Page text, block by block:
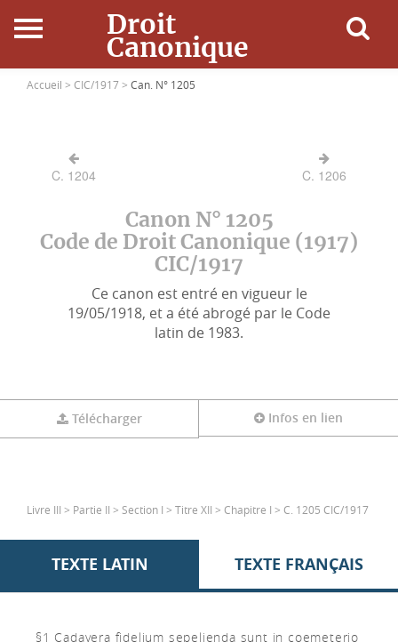
Droit
Canonique
Accueil
Ressources
Accueil > CIC/1917 > Can. N° 1205
C. 1204 C. 1206
Canon N° 1205
Code de Droit Canonique (1917)
CIC/1917
Ce canon est entré en vigueur le
19/05/1918, et a été abrogé par le Code
latin de 1983.
Télécharger Infos en lien
Livre III > Partie II > Section I > Titre XII > Chapitre I > C. 1205 CIC/1917
TEXTE LATIN TEXTE FRANÇAIS
§1 Cadavera fidelium sepelienda sunt in coemeterio